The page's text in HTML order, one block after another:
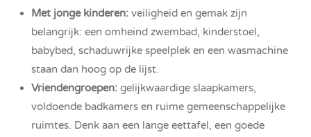
Met jonge kinderen: veiligheid en gemak zijn
belangrijk: een omheind zwembad, kinderstoel,
babybed, schaduwrijke speelplek en een wasmachine
staan dan hoog op de lijst.
Vriendengroepen: gelijkwaardige slaapkamers,
voldoende badkamers en ruime gemeenschappelijke
ruimtes. Denk aan een lange eettafel, een goede